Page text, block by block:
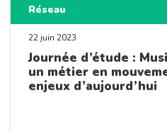
Réseau
22 juin 2023
Journée d’étude :
un métier en
enjeux d’aujourd’hui